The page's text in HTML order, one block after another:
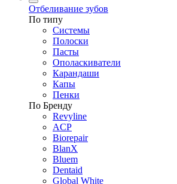
Отбеливание зубов
По типу
Системы
Полоски
Пасты
Ополаскиватели
Карандаши
Капы
Пенки
По Бренду
Revyline
ACP
Biorepair
BlanX
Bluem
Dentaid
Global White